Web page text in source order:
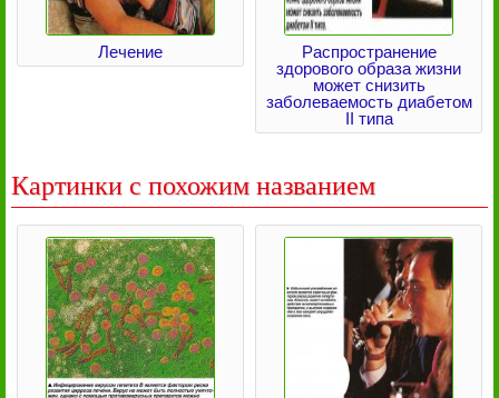
Лечение
Распространение
здорового образа жизни
может снизить
заболеваемость диабетом
II типа
Картинки с похожим названием